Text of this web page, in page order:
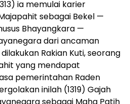
ia memulai karier
sebagai Bekel —
Bhayangkara —
dari ancaman
Rakian Kuti, seorang
yang mendapat
pemerintahan Raden
inilah (1319) Gajah